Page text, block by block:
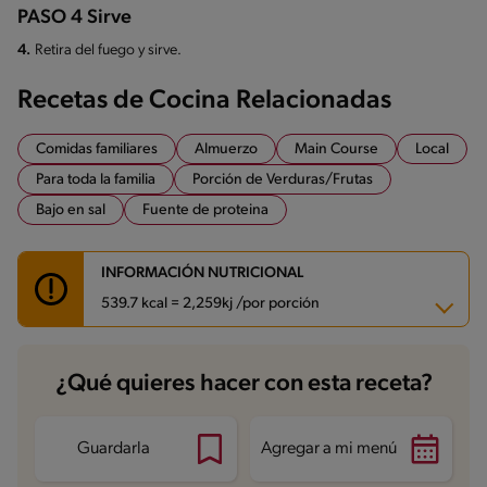
PASO 4 Sirve
4. Retira del fuego y sirve.
Recetas de Cocina Relacionadas
Comidas familiares Almuerzo Main Course
Local
Para toda la familia
Porción de Verduras/Frutas
Bajo en sal
Fuente de proteina
INFORMACIÓN NUTRICIONAL
539.7 kcal = 2,259kj /por porción
Carbohidratos 61.9 g
Energía 539.7 kcal
Proteína
Grasas saturadas 3.5 g
¿Qué quieres hacer con esta receta?
Guardarla Agregar a mi menú